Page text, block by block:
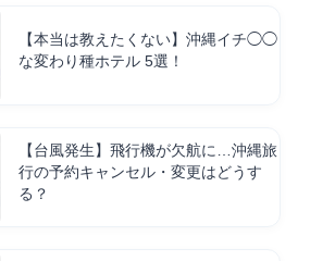
【本当は教えたくない】沖縄イチ◯◯
な変わり種ホテル 5選！
【台風発生】飛行機が欠航に…沖縄旅
行の予約キャンセル・変更はどうす
る？